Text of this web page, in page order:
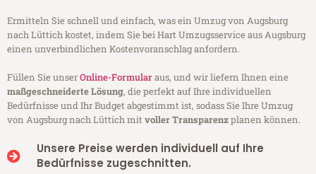
Ermitteln Sie schnell und einfach, was ein Umzug von Augsburg
nach Lüttich kostet, indem Sie bei Hart Umzugsservice aus Augsburg
einen unverbindlichen Kostenvoranschlag anfordern.
Füllen Sie unserOnline-Formularaus, und wir liefern Ihnen eine
maßgeschneiderte Lösung, die perfekt auf Ihre individuellen
Bedürfnisse und Ihr Budget abgestimmt ist, sodass Sie Ihre Umzug
von Augsburg nach Lüttich mitvoller Transparenzplanen können.
Unsere Preise werden individuell auf Ihre
Bedürfnisse zugeschnitten.